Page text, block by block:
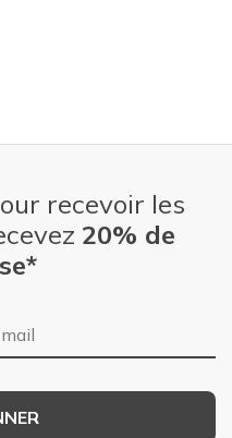
recevoir les
20% de